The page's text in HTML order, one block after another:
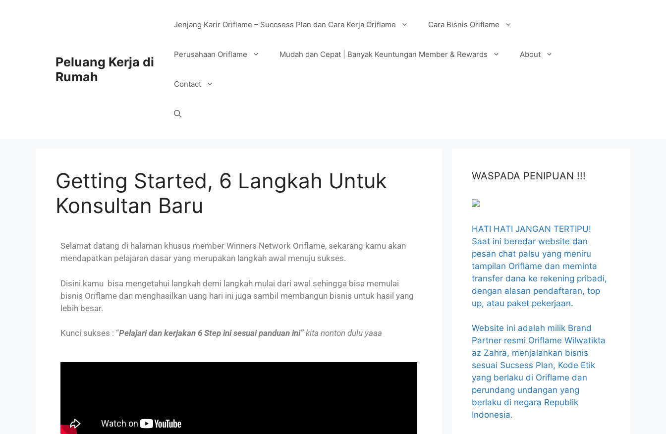
Peluang Kerja di
Rumah
Jenjang Karir Oriflame – Succsess Plan dan Cara Kerja Oriflame Cara Bisnis Oriflame
Perusahaan Oriflame Mudah dan Cepat | Banyak Keuntungan Member & Rewards About
Contact
Getting Started, 6 Langkah Untuk
Konsultan Baru
Selamat datang di halaman khusus member Winners Network Oriflame, sekarang kamu akan
mendapatkan pelajaran dasar yang merupakan langkah awal menuju sukses.
Disini kamu bisa mengetahui langkah demi langkah mulai dari awal sehingga bisa memulai
bisnis Oriflame dan menghasilkan uang hari ini juga sambil membangun bisnis untuk hasil yang
lebih besar.
Kunci sukses : “Pelajari dan kerjakan 6 Step ini sesuai panduan ini” kita nonton dulu yaaa
WASPADA PENIPUAN !!!
HATI HATI JANGAN TERTIPU!
Saat ini beredar website dan
pesan chat palsu yang meniru
tampilan Oriflame dan meminta
transfer dana ke rekening pribadi,
dengan alasan pendaftaran, top
up, atau paket pekerjaan.
Website ini adalah milik Brand
Partner resmi Oriflame Wilwatikta
az Zahra, menjalankan bisnis
sesuai Sucsess Plan, Kode Etik
yang berlaku di Oriflame dan
perundang undangan yang
berlaku di negara Republik
Indonesia.